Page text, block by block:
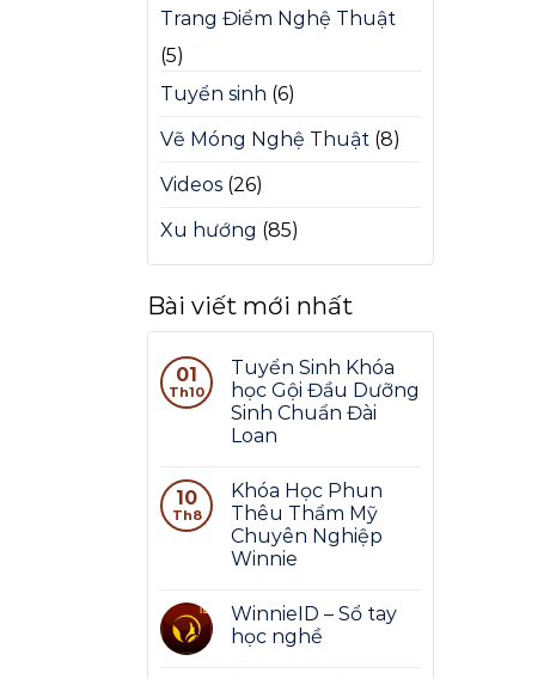
Trang Điểm Nghệ Thuật
(5)
Tuyển sinh (6)
Vẽ Móng Nghệ Thuật (8)
Videos (26)
Xu hướng (85)
Bài viết mới nhất
01
Th10
Tuyển Sinh Khóa
học Gội Đầu Dưỡng
Sinh Chuẩn Đài
Loan
10
Th8
Khóa Học Phun
Thêu Thẩm Mỹ
Chuyên Nghiệp
Winnie
WinnieID – Sổ tay
học nghề